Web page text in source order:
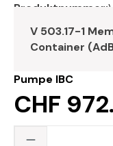
Produktnummer:
V 503.17-1
Container
Pumpe IBC
CHF
Produkt